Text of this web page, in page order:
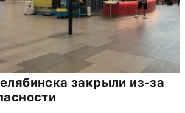
закрыли из-за